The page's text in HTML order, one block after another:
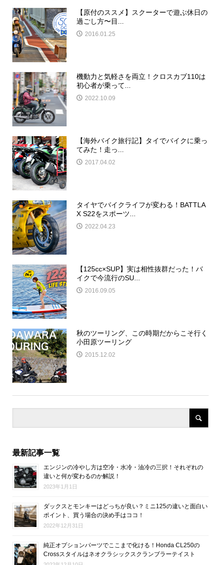
【原付のススメ】スクーターで遊ぶ休日の
過ごし方〜目...
2016.01.25
機動力と気軽さを両立！クロスカブ110は
初心者が乗って...
2022.10.09
【海外バイク旅行記】タイでバイクに乗っ
てみた！走っ...
2017.04.02
タイヤでバイクライフが変わる！BATTLA
X S22をスポーツ...
2022.04.23
【125cc×SUP】実は相性抜群だった！バ
イクで今流行のSU...
2016.09.05
秋のツーリング、この時期だからこそ行く
小田原ツーリング
2015.12.02
最新記事一覧
エンジンの冷やし方は空冷・水冷・油冷の三択！それぞれの
違いと何が変わるのか解説！
2023年1月1日
ダックスとモンキーはどっちが良い？ミニ125の違いと面白い
ポイント、買う場合の決め手はココ！
2022年12月31日
純正オプションパーツでここまで化ける！Honda CL250の
Crossスタイルはネオクラシックスクランブラーテイスト